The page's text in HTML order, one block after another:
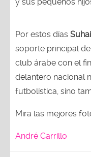
Por estos días
soporte principal
club árabe con el
delantero nacional
futbolística, sino
Mira las mejores
André Carrillo